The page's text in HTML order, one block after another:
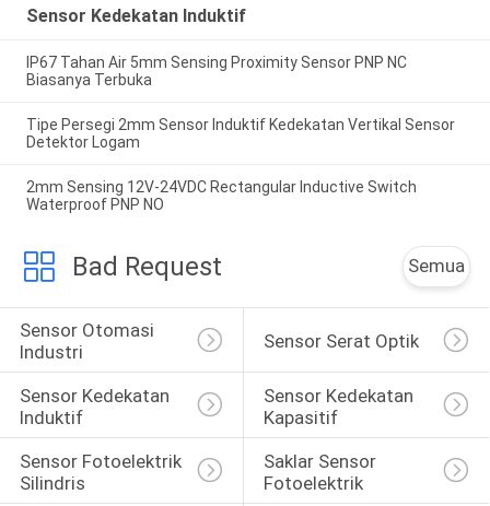
Sensor Kedekatan Induktif
IP67 Tahan Air 5mm Sensing Proximity Sensor PNP NC
Biasanya Terbuka
Tipe Persegi 2mm Sensor Induktif Kedekatan Vertikal Sensor
Detektor Logam
2mm Sensing 12V-24VDC Rectangular Inductive Switch
Waterproof PNP NO
Bad Request Semua
Sensor Otomasi
Industri
Sensor Serat Optik
Sensor Kedekatan
Induktif
Sensor Kedekatan
Kapasitif
Sensor Fotoelektrik
Silindris
Saklar Sensor
Fotoelektrik